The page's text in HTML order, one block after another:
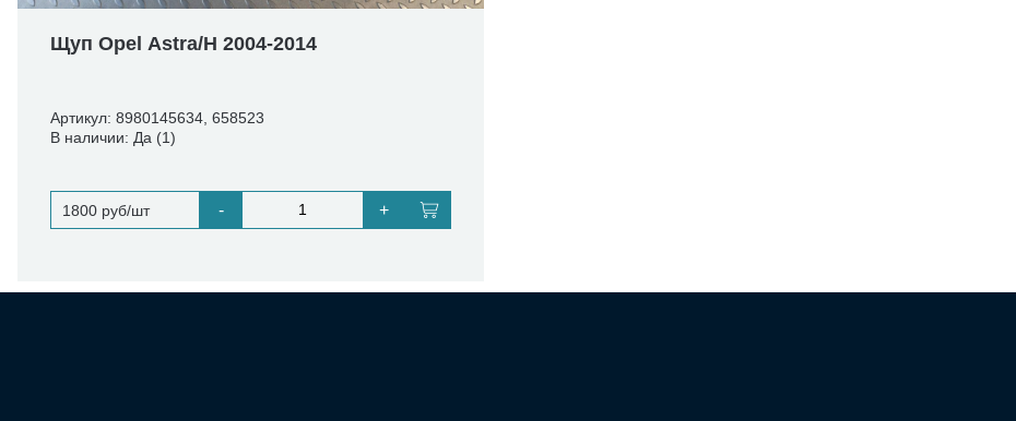
Щуп Opel Astra/H 2004-2014
Артикул: 8980145634, 658523
В наличии: Да (1)
1800 руб/шт - +